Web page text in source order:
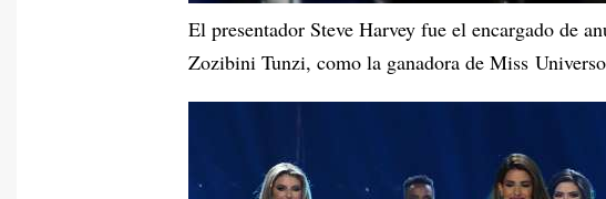
El presentador Steve Harvey fue el encargado de
Zozibini Tunzi, como la ganadora de Miss